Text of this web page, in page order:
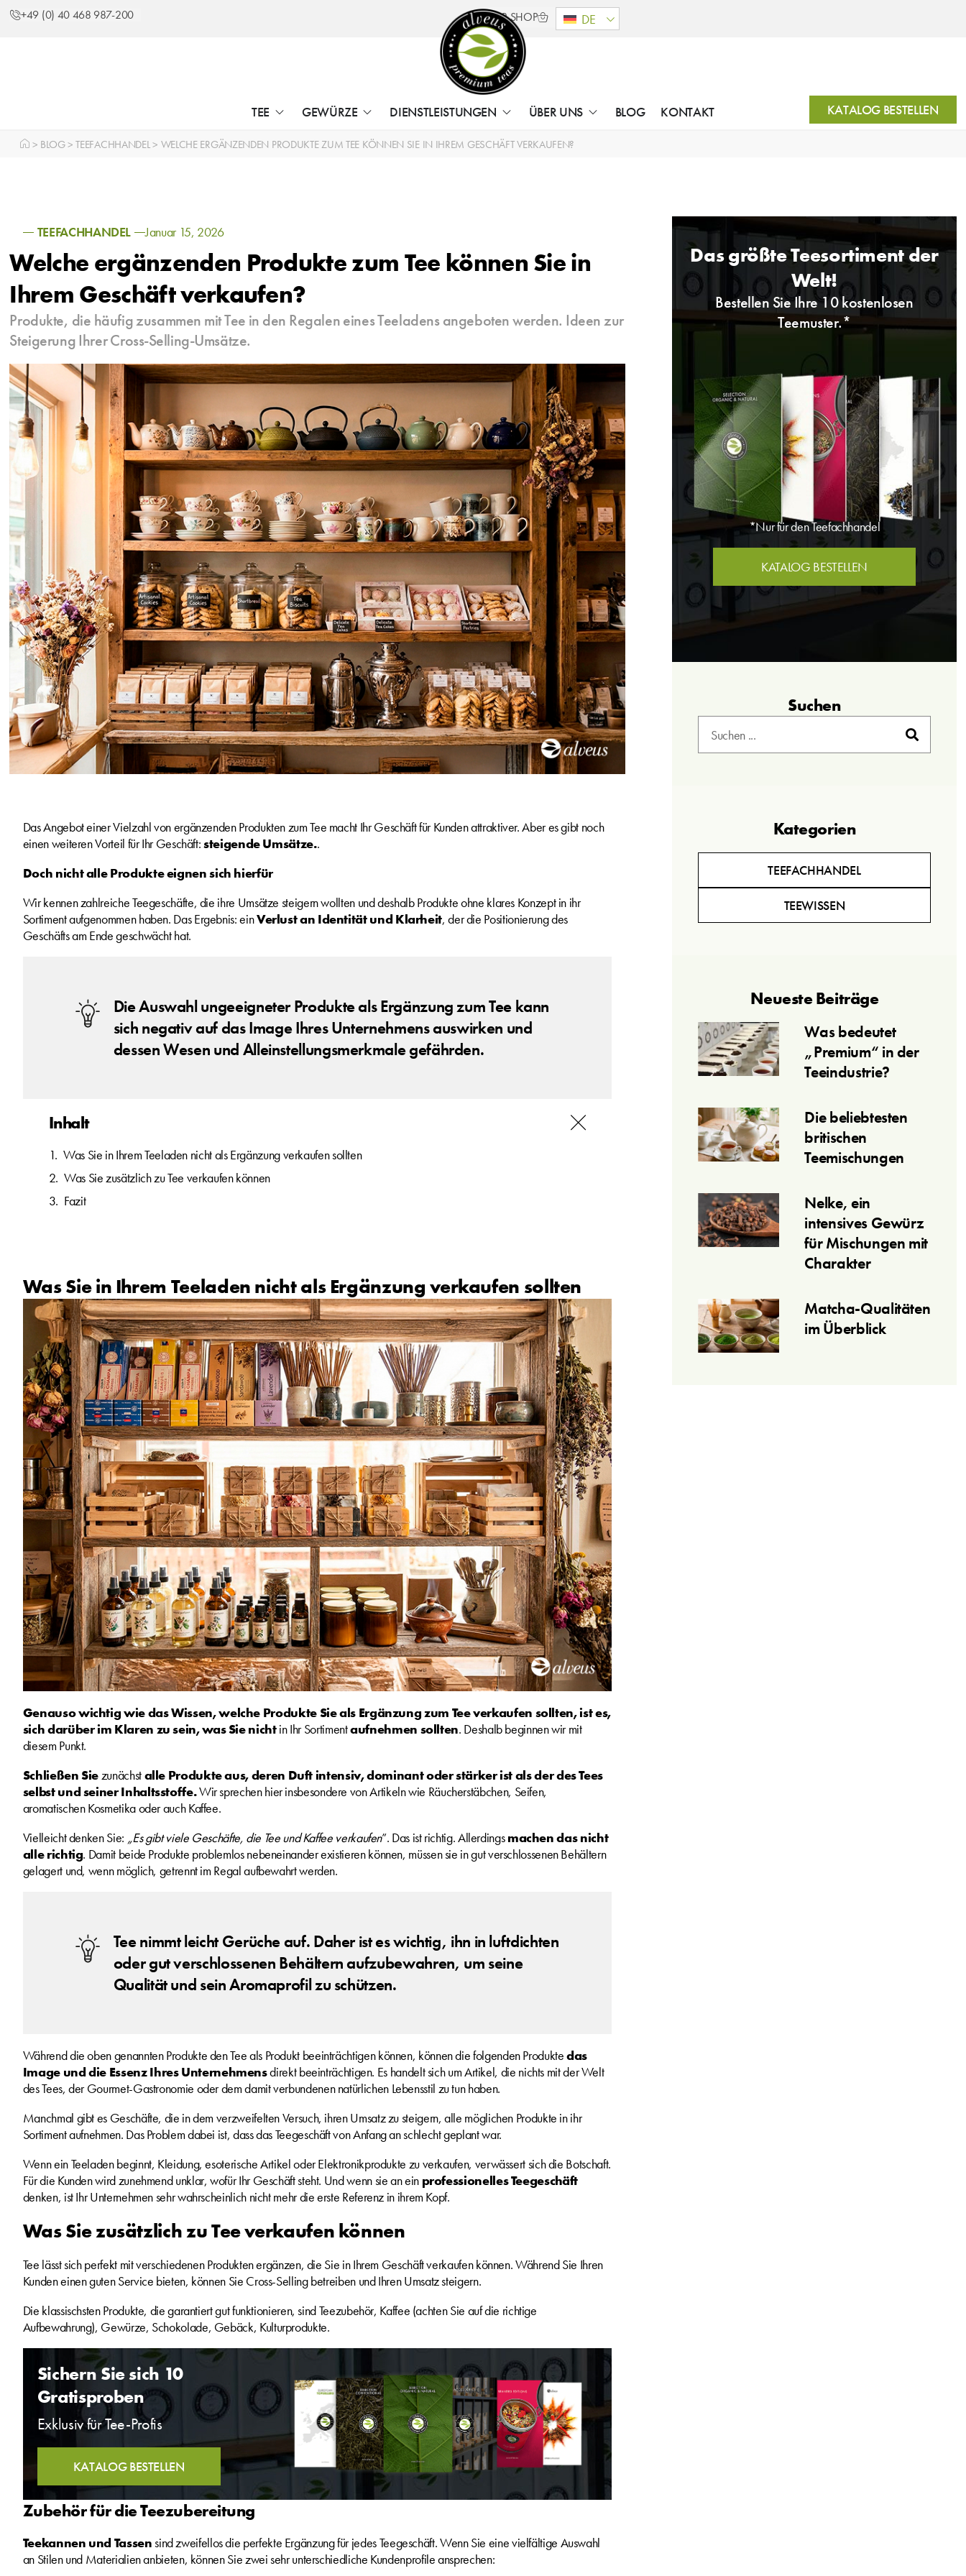
+49 (0) 40 468 987-200 B2B SHOP DE
TEE GEWÜRZE DIENSTLEISTUNGEN ÜBER UNS BLOG KONTAKT KATALOG BESTELLEN
> BLOG>TEEFACHHANDEL> WELCHE ERGÄNZENDEN PRODUKTE ZUM TEE KÖNNEN SIE IN IHREM GESCHÄFT VERKAUFEN?
TEEFACHHANDEL Januar 15, 2026
Welche ergänzenden Produkte zum Tee können Sie in
Ihrem Geschäft verkaufen?
Produkte, die häufig zusammen mit Tee in den Regalen eines Teeladens angeboten werden. Ideen zur
Steigerung Ihrer Cross-Selling-Umsätze.
Das Angebot einer Vielzahl von ergänzenden Produkten zum Tee macht Ihr Geschäft für Kunden attraktiver. Aber es gibt noch
einen weiteren Vorteil für Ihr Geschäft:steigende Umsätze..
Doch nicht alle Produkte eignen sich hierfür
Wir kennen zahlreiche Teegeschäfte, die ihre Umsätze steigern wollten und deshalb Produkte ohne klares Konzept in ihr
Sortiment aufgenommen haben. Das Ergebnis: einVerlust an Identität und Klarheit, der die Positionierung des
Geschäfts am Ende geschwächt hat.
Die Auswahl ungeeigneter Produkte als Ergänzung zum Tee kann
sich negativ auf das Image Ihres Unternehmens auswirken und
dessen Wesen und Alleinstellungsmerkmale gefährden.
Inhalt
Was Sie in Ihrem Teeladen nicht als Ergänzung verkaufen sollten
Was Sie zusätzlich zu Tee verkaufen können
Fazit
Was Sie in Ihrem Teeladen nicht als Ergänzung verkaufen sollten
Genauso wichtig wie das Wissen, welche Produkte Sie als Ergänzung zum Tee verkaufen sollten, ist es,
sich darüber im Klaren zu sein, was Sie nichtin Ihr Sortimentaufnehmen sollten. Deshalb beginnen wir mit
diesem Punkt.
Schließen Siezunächstalle Produkte aus, deren Duft intensiv, dominant oder stärker ist als der des Tees
selbst und seiner Inhaltsstoffe.Wir sprechen hier insbesondere von Artikeln wie Räucherstäbchen, Seifen,
aromatischen Kosmetika oder auch Kaffee.
Vielleicht denken Sie: „Es gibt viele Geschäfte, die Tee und Kaffee verkaufen”. Das ist richtig. Allerdingsmachen das nicht
alle richtig. Damit beide Produkte problemlos nebeneinander existieren können, müssen sie in gut verschlossenen Behältern
gelagert und, wenn möglich, getrennt im Regal aufbewahrt werden.
Tee nimmt leicht Gerüche auf. Daher ist es wichtig, ihn in luftdichten
oder gut verschlossenen Behältern aufzubewahren, um seine
Qualität und sein Aromaprofil zu schützen.
Während die oben genannten Produkte den Tee als Produkt beeinträchtigen können, können die folgenden Produktedas
Image und die Essenz Ihres Unternehmensdirekt beeinträchtigen. Es handelt sich um Artikel, die nichts mit der Welt
des Tees, der Gourmet-Gastronomie oder dem damit verbundenen natürlichen Lebensstil zu tun haben.
Manchmal gibt es Geschäfte, die in dem verzweifelten Versuch, ihren Umsatz zu steigern, alle möglichen Produkte in ihr
Sortiment aufnehmen. Das Problem dabei ist, dass das Teegeschäft von Anfang an schlecht geplant war.
Wenn ein Teeladen beginnt, Kleidung, esoterische Artikel oder Elektronikprodukte zu verkaufen, verwässert sich die Botschaft.
Für die Kunden wird zunehmend unklar, wofür Ihr Geschäft steht. Und wenn sie an ein professionelles Teegeschäft
denken, ist Ihr Unternehmen sehr wahrscheinlich nicht mehr die erste Referenz in ihrem Kopf.
Was Sie zusätzlich zu Tee verkaufen können
Tee lässt sich perfekt mit verschiedenen Produkten ergänzen, die Sie in Ihrem Geschäft verkaufen können. Während Sie Ihren
Kunden einen guten Service bieten, können Sie Cross-Selling betreiben und Ihren Umsatz steigern.
Die klassischsten Produkte, die garantiert gut funktionieren, sind Teezubehör, Kaffee (achten Sie auf die richtige
Aufbewahrung), Gewürze, Schokolade, Gebäck, Kulturprodukte.
Sichern Sie sich 10
Gratisproben
Exklusiv für Tee-Profis
KATALOG BESTELLEN
Zubehör für die Teezubereitung
Teekannen und Tassensind zweifellos die perfekte Ergänzung für jedes Teegeschäft. Wenn Sie eine vielfältige Auswahl
an Stilen und Materialien anbieten, können Sie zwei sehr unterschiedliche Kundenprofile ansprechen:
Das größte Teesortiment der
Welt!
Bestellen Sie Ihre 10 kostenlosen
Teemuster.*
*Nur für den Teefachhandel
KATALOG BESTELLEN
Suchen
Kategorien
TEEFACHHANDEL
TEEWISSEN
Neueste Beiträge
Was bedeutet
„Premium“ in der
Teeindustrie?
Die beliebtesten
britischen
Teemischungen
Nelke, ein
intensives Gewürz
für Mischungen mit
Charakter
Matcha-Qualitäten
im Überblick